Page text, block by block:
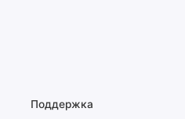
Поддержка